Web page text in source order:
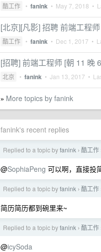
酷工作 • fanink • May 7, 2018 •
[北京][凡影] 招聘 前端工程师
酷工作 • fanink • Dec 1, 2017 •
[招聘] 前端工程师 [朝 11 晚
北京 • fanink • Jan 13, 2017 •
» More topics by fanink
fanink's recent replies
Replied to a topic byfanink › 酷工作
@SophiaPeng 可以啊，直接投
Replied to a topic byfanink › 酷工作
简历简历都到碗里来~
Replied to a topic byfanink › 酷工作
@icySoda